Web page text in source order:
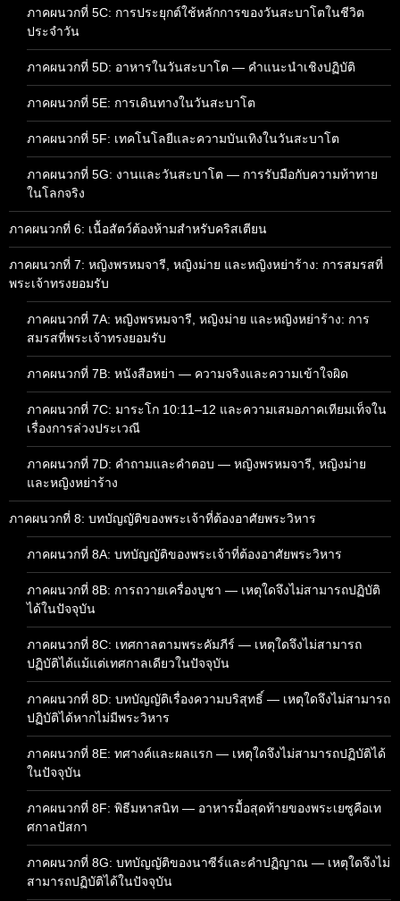
ภาคผนวกที่ 5C: การประยุกต์ใช้หลักการของวันสะบาโตในชีวิต
ประจำวัน
ภาคผนวกที่ 5D: อาหารในวันสะบาโต — คำแนะนำเชิงปฏิบัติ
ภาคผนวกที่ 5E: การเดินทางในวันสะบาโต
ภาคผนวกที่ 5F: เทคโนโลยีและความบันเทิงในวันสะบาโต
ภาคผนวกที่ 5G: งานและวันสะบาโต — การรับมือกับความท้าทาย
ในโลกจริง
ภาคผนวกที่ 6: เนื้อสัตว์ต้องห้ามสำหรับคริสเตียน
ภาคผนวกที่ 7: หญิงพรหมจารี, หญิงม่าย และหญิงหย่าร้าง: การสมรสที่
พระเจ้าทรงยอมรับ
ภาคผนวกที่ 7A: หญิงพรหมจารี, หญิงม่าย และหญิงหย่าร้าง: การ
สมรสที่พระเจ้าทรงยอมรับ
ภาคผนวกที่ 7B: หนังสือหย่า — ความจริงและความเข้าใจผิด
ภาคผนวกที่ 7C: มาระโก 10:11–12 และความเสมอภาคเทียมเท็จใน
เรื่องการล่วงประเวณี
ภาคผนวกที่ 7D: คำถามและคำตอบ — หญิงพรหมจารี, หญิงม่าย
และหญิงหย่าร้าง
ภาคผนวกที่ 8: บทบัญญัติของพระเจ้าที่ต้องอาศัยพระวิหาร
ภาคผนวกที่ 8A: บทบัญญัติของพระเจ้าที่ต้องอาศัยพระวิหาร
ภาคผนวกที่ 8B: การถวายเครื่องบูชา — เหตุใดจึงไม่สามารถปฏิบัติ
ได้ในปัจจุบัน
ภาคผนวกที่ 8C: เทศกาลตามพระคัมภีร์ — เหตุใดจึงไม่สามารถ
ปฏิบัติได้แม้แต่เทศกาลเดียวในปัจจุบัน
ภาคผนวกที่ 8D: บทบัญญัติเรื่องความบริสุทธิ์ — เหตุใดจึงไม่สามารถ
ปฏิบัติได้หากไม่มีพระวิหาร
ภาคผนวกที่ 8E: ทศางค์และผลแรก — เหตุใดจึงไม่สามารถปฏิบัติได้
ในปัจจุบัน
ภาคผนวกที่ 8F: พิธีมหาสนิท — อาหารมื้อสุดท้ายของพระเยซูคือเท
ศกาลปัสกา
ภาคผนวกที่ 8G: บทบัญญัติของนาซีร์และคำปฏิญาณ — เหตุใดจึงไม่
สามารถปฏิบัติได้ในปัจจุบัน